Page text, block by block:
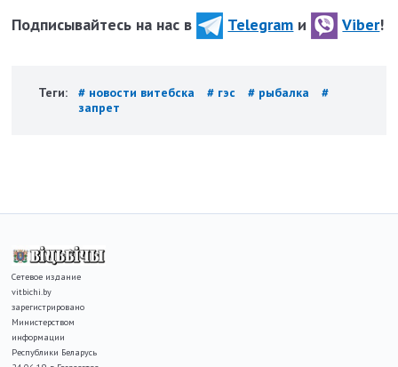
Подписывайтесь на нас в Telegram и Viber!
Теги: # новости витебска # гэс # рыбалка
#
запрет
Сетевое издание
vitbichi.by
зарегистрировано
Министерством
информации
Республики Беларусь